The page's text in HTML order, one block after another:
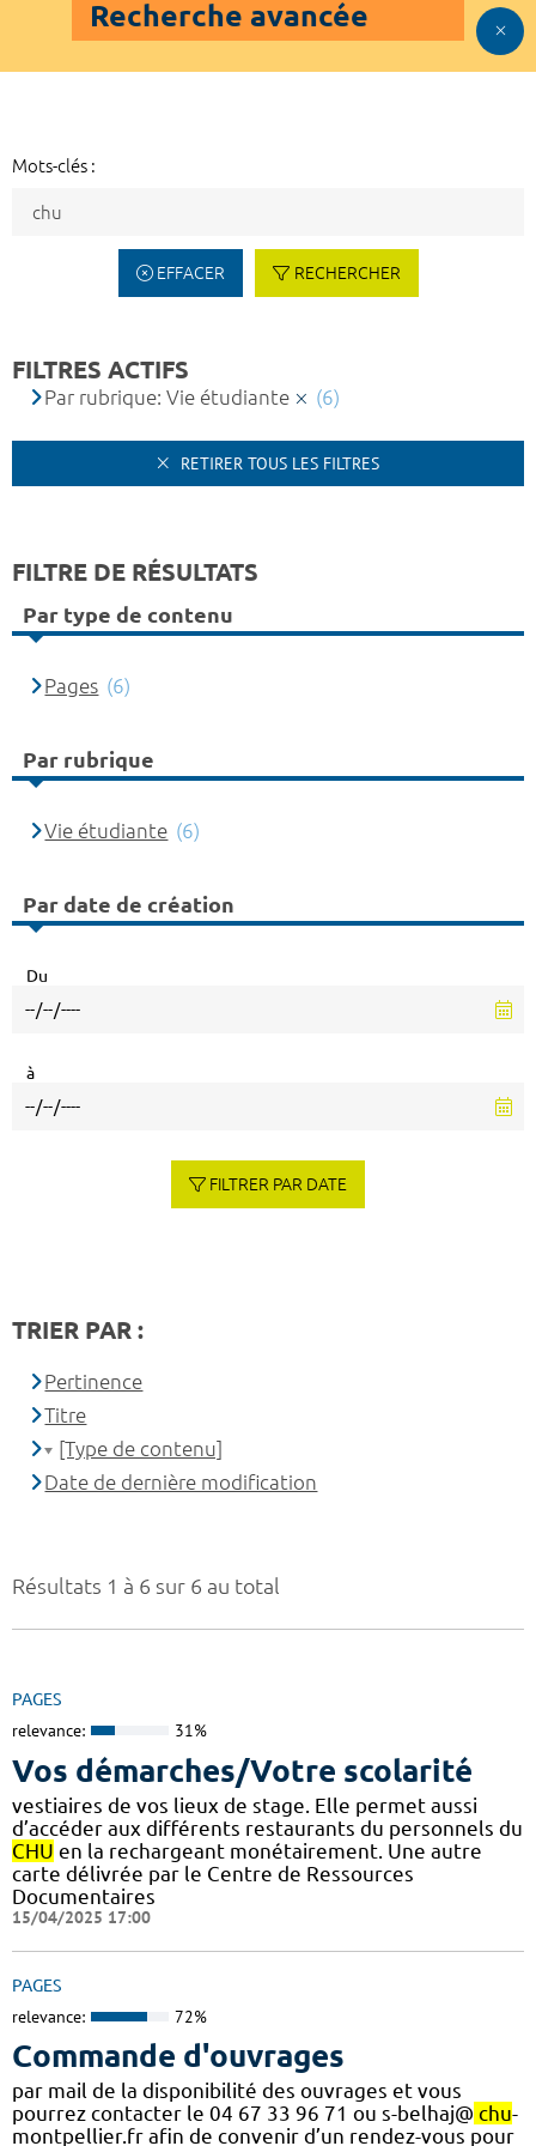
Recherche avancée
Mots-clés :
EFFACER RECHERCHER
Résultats 1 à 6 sur 6 au total
PAGES
relevance: 31%
Vos démarches/Votre scolarité
vestiaires de vos lieux de stage. Elle permet aussi
d’accéder aux différents restaurants du personnels du
CHU en la rechargeant monétairement. Une autre
carte délivrée par le Centre de Ressources
Documentaires
15/04/2025 17:00
PAGES
relevance: 72%
Commande d'ouvrages
par mail de la disponibilité des ouvrages et vous
pourrez contacter le 04 67 33 96 71 ou s-belhaj@ chu-
montpellier.fr afin de convenir d’un rendez-vous pour
FILTRES ACTIFS
Par rubrique: Vie étudiante (6)
RETIRER TOUS LES FILTRES
FILTRE DE RÉSULTATS
Par type de contenu
Pages (6)
Par rubrique
Vie étudiante (6)
Par date de création
Du
à
FILTRER PAR DATE
TRIER PAR :
Pertinence
Titre
[Type de contenu]
Date de dernière modification